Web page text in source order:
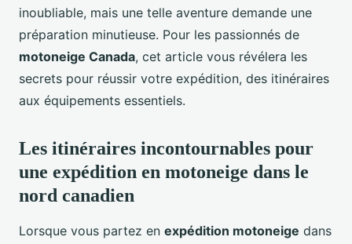
inoubliable, mais une telle aventure demande une
préparation minutieuse. Pour les passionnés de
motoneige Canada, cet article vous révélera les
secrets pour réussir votre expédition, des itinéraires
aux équipements essentiels.
Les itinéraires incontournables pour
une expédition en motoneige dans le
nord canadien
Lorsque vous partez en expédition motoneige dans